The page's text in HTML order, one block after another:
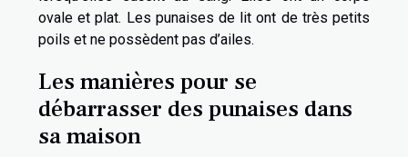
ovale et plat. Les punaises de lit ont de très petits
poils et ne possèdent pas d’ailes.
Les manières pour se
débarrasser des punaises dans
sa maison